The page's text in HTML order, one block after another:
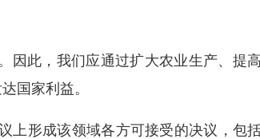
此，我们应通过扩大农业生产、提
国家利益。
形成该领域各方可接受的决议，包